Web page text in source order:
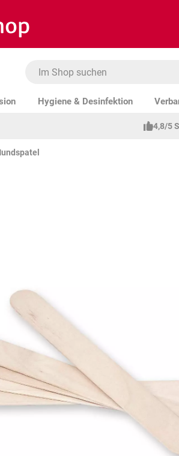
Hygiene & Desinfektion
4,8/5